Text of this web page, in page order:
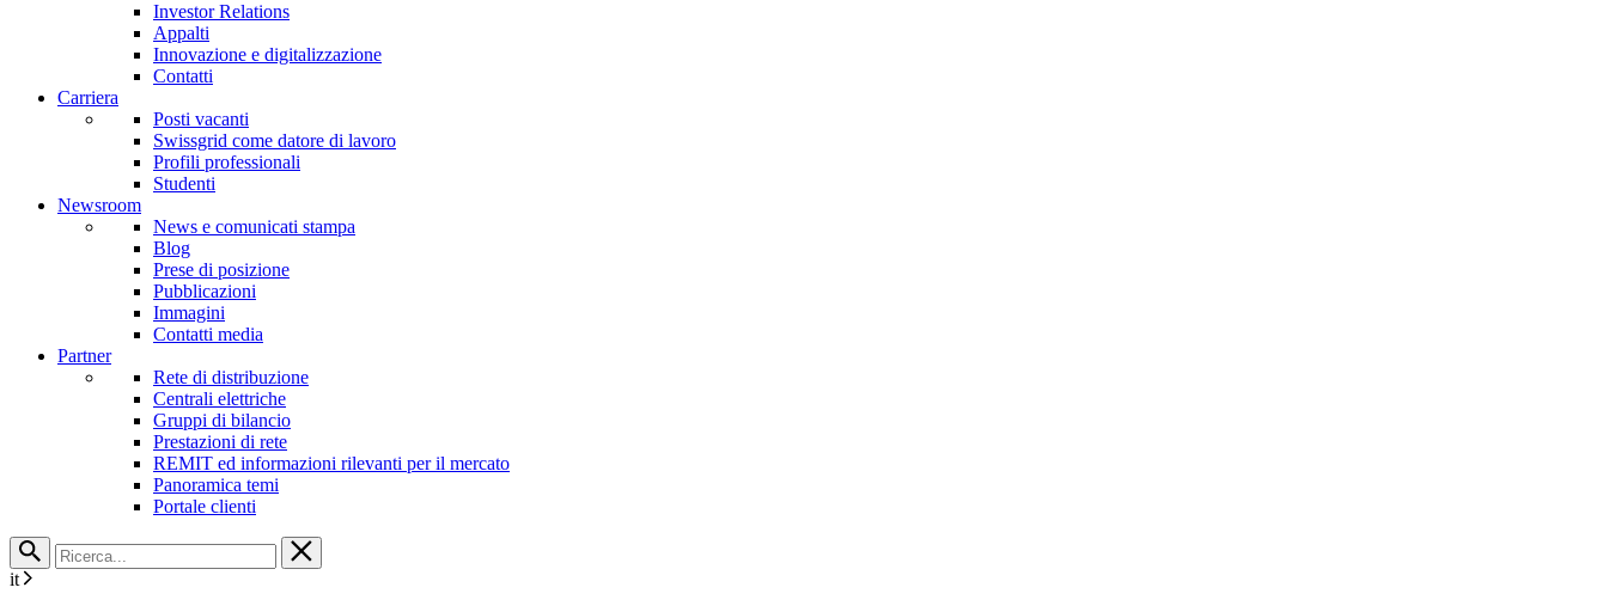
Investor Relations
Appalti
Innovazione e digitalizzazione
Contatti
Carriera
Posti vacanti
Swissgrid come datore di lavoro
Profili professionali
Studenti
Newsroom
News e comunicati stampa
Blog
Prese di posizione
Pubblicazioni
Immagini
Contatti media
Partner
Rete di distribuzione
Centrali elettriche
Gruppi di bilancio
Prestazioni di rete
REMIT ed informazioni rilevanti per il mercato
Panoramica temi
Portale clienti
it